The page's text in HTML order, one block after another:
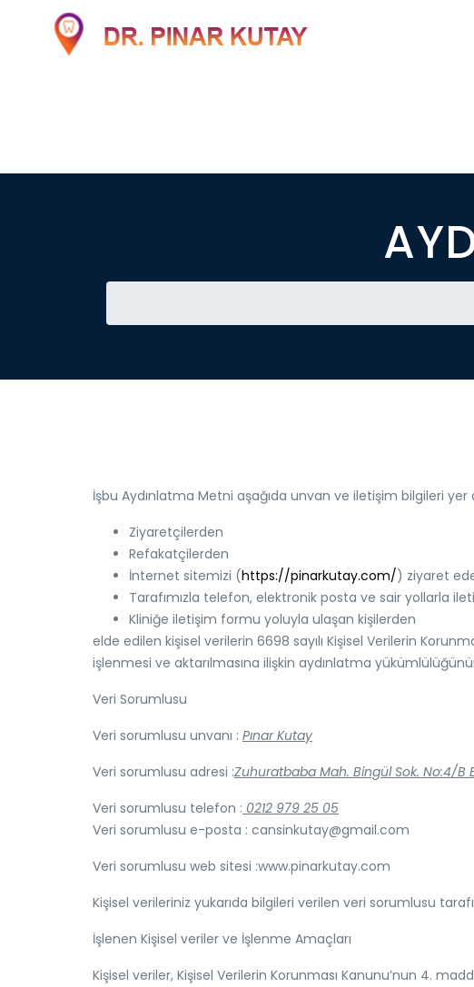
İşbu Aydınlatma Metni aşağıda unvan ve iletişim bilgileri
Ziyaretçilerden
Refakatçilerden
İnternet sitemizi (https://pinarkutay.com/) ziyaret
Tarafımızla telefon, elektronik posta ve sair yollarla
Kliniğe iletişim formu yoluyla ulaşan kişilerden
elde edilen kişisel verilerin 6698 sayılı Kişisel Verilerin
işlenmesi ve aktarılmasına ilişkin aydınlatma
Veri Sorumlusu
Veri sorumlusu unvanı : Pınar Kutay
Veri sorumlusu adresi :Zuhuratbaba Mah. Bingül Sok. No:4/B
Veri sorumlusu telefon : 0212 979 25 05
Veri sorumlusu e-posta : cansinkutay@gmail.com
Veri sorumlusu web sitesi :www.pinarkutay.com
Kişisel verileriniz yukarıda bilgileri verilen veri sorumlusu
İşlenen Kişisel veriler ve İşlenme Amaçları
Kişisel veriler, Kişisel Verilerin Korunması Kanunu’nun 4.